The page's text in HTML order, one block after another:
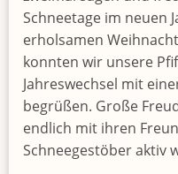
Schneetage im neuen
erholsamen
konnten wir unsere
Jahreswechsel mit
begrüßen. Große
endlich mit ihren
Schneegestöber aktiv